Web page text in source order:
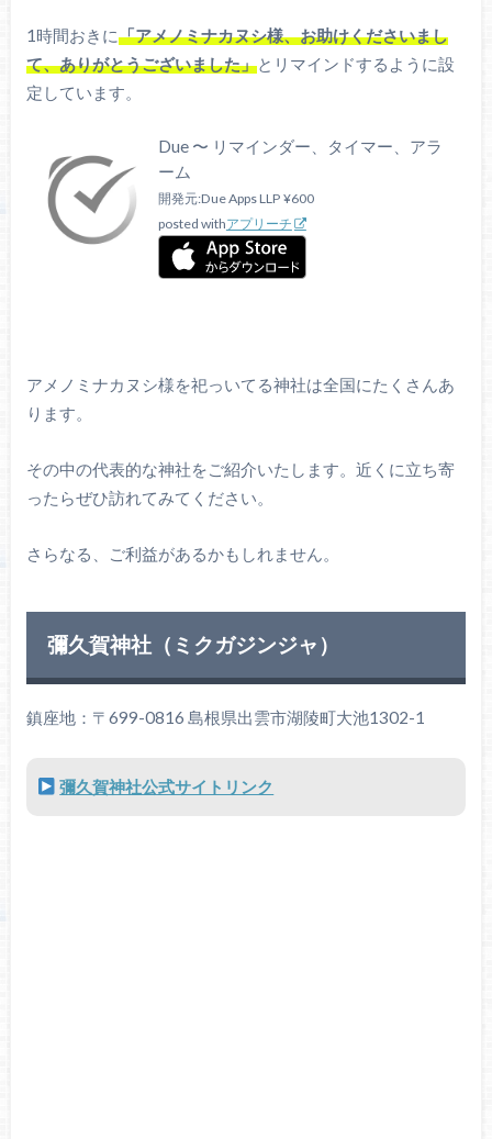
1時間おきに「アメノミナカヌシ様、お助けくださいまし
て、ありがとうございました」とリマインドするように設
定しています。
Due 〜 リマインダー、タイマー、アラ
ーム
開発元:Due Apps LLP ¥600
posted withアプリーチ
アメノミナカヌシ様を祀っいてる神社は全国にたくさんあ
ります。
その中の代表的な神社をご紹介いたします。近くに立ち寄
ったらぜひ訪れてみてください。
さらなる、ご利益があるかもしれません。
彌久賀神社（ミクガジンジャ）
鎮座地：〒699-0816 島根県出雲市湖陵町大池1302-1
彌久賀神社公式サイトリンク